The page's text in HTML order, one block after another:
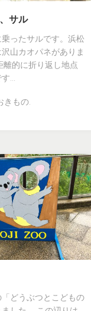
サル
ったサルです。浜松
山カオパネがありま
離的に折り返し地点
...
きもの.
どうぶつとこどもの